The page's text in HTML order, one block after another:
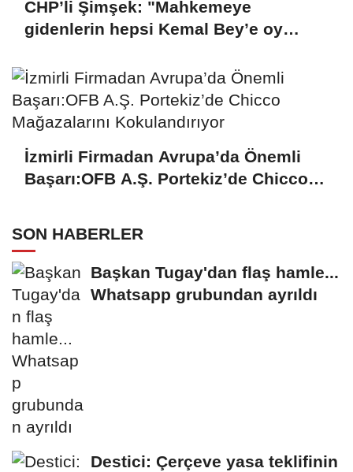
CHP’li Şimşek: "Mahkemeye
gidenlerin hepsi Kemal Bey’e oy
İzmirli Firmadan Avrupa’da Önemli
Başarı:OFB A.Ş. Portekiz’de Chicco
SON HABERLER
Başkan Tugay'dan flaş hamle...
Whatsapp grubundan ayrıldı
Destici: Çerçeve yasa teklifinin